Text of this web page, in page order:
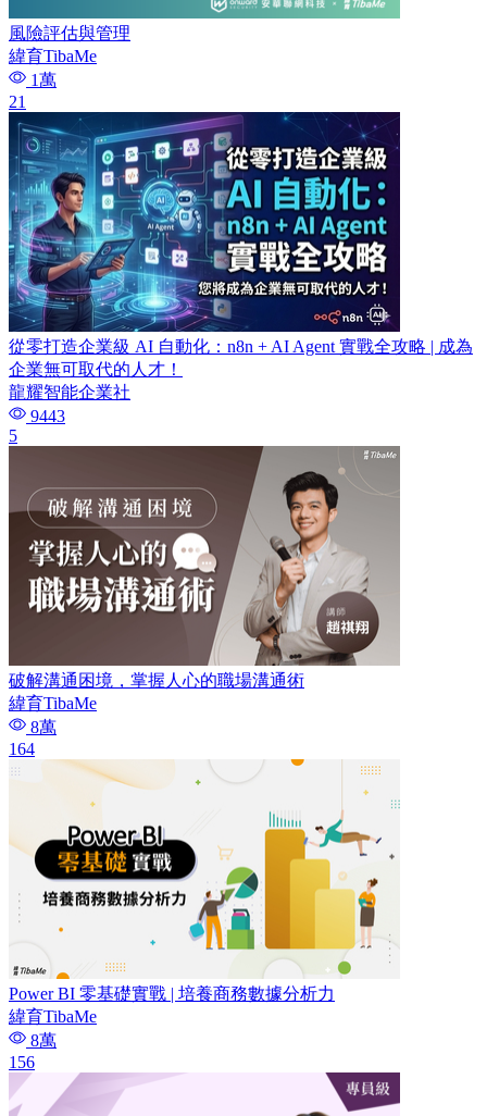
風險評估與管理
緯育TibaMe
1萬
21
從零打造企業級 AI 自動化：n8n + AI Agent 實戰全攻略 | 成為
企業無可取代的人才！
龍耀智能企業社
9443
5
破解溝通困境，掌握人心的職場溝通術
緯育TibaMe
8萬
164
Power BI 零基礎實戰 | 培養商務數據分析力
緯育TibaMe
8萬
156